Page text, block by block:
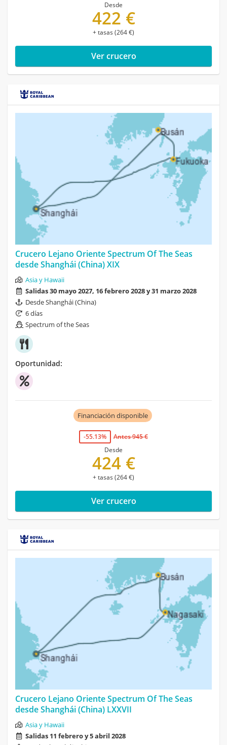
Desde
422 €
+ tasas (264 €)
Ver crucero
Crucero Lejano Oriente Spectrum Of The Seas
desde Shanghái (China) XIX
Asia y Hawaii
Salidas 30 mayo 2027, 16 febrero 2028 y 31 marzo 2028
Desde Shanghái (China)
6 días
Spectrum of the Seas
Oportunidad:
Financiación disponible
-55.13%
Antes 945 €
Desde
424 €
+ tasas (264 €)
Ver crucero
Crucero Lejano Oriente Spectrum Of The Seas
desde Shanghái (China) LXXVII
Asia y Hawaii
Salidas 11 febrero y 5 abril 2028